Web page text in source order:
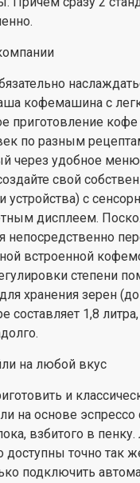
кофемашина с
приготовление
по разным
через удобное
свой
устройства) с
дисплеем.
непосредственно
встроенной
степени
хранения зерен
составляет 1,8 литра,
на любой вкус
и
на основе эспрессо
взбитого в пенку.
доступны точно так
подключить